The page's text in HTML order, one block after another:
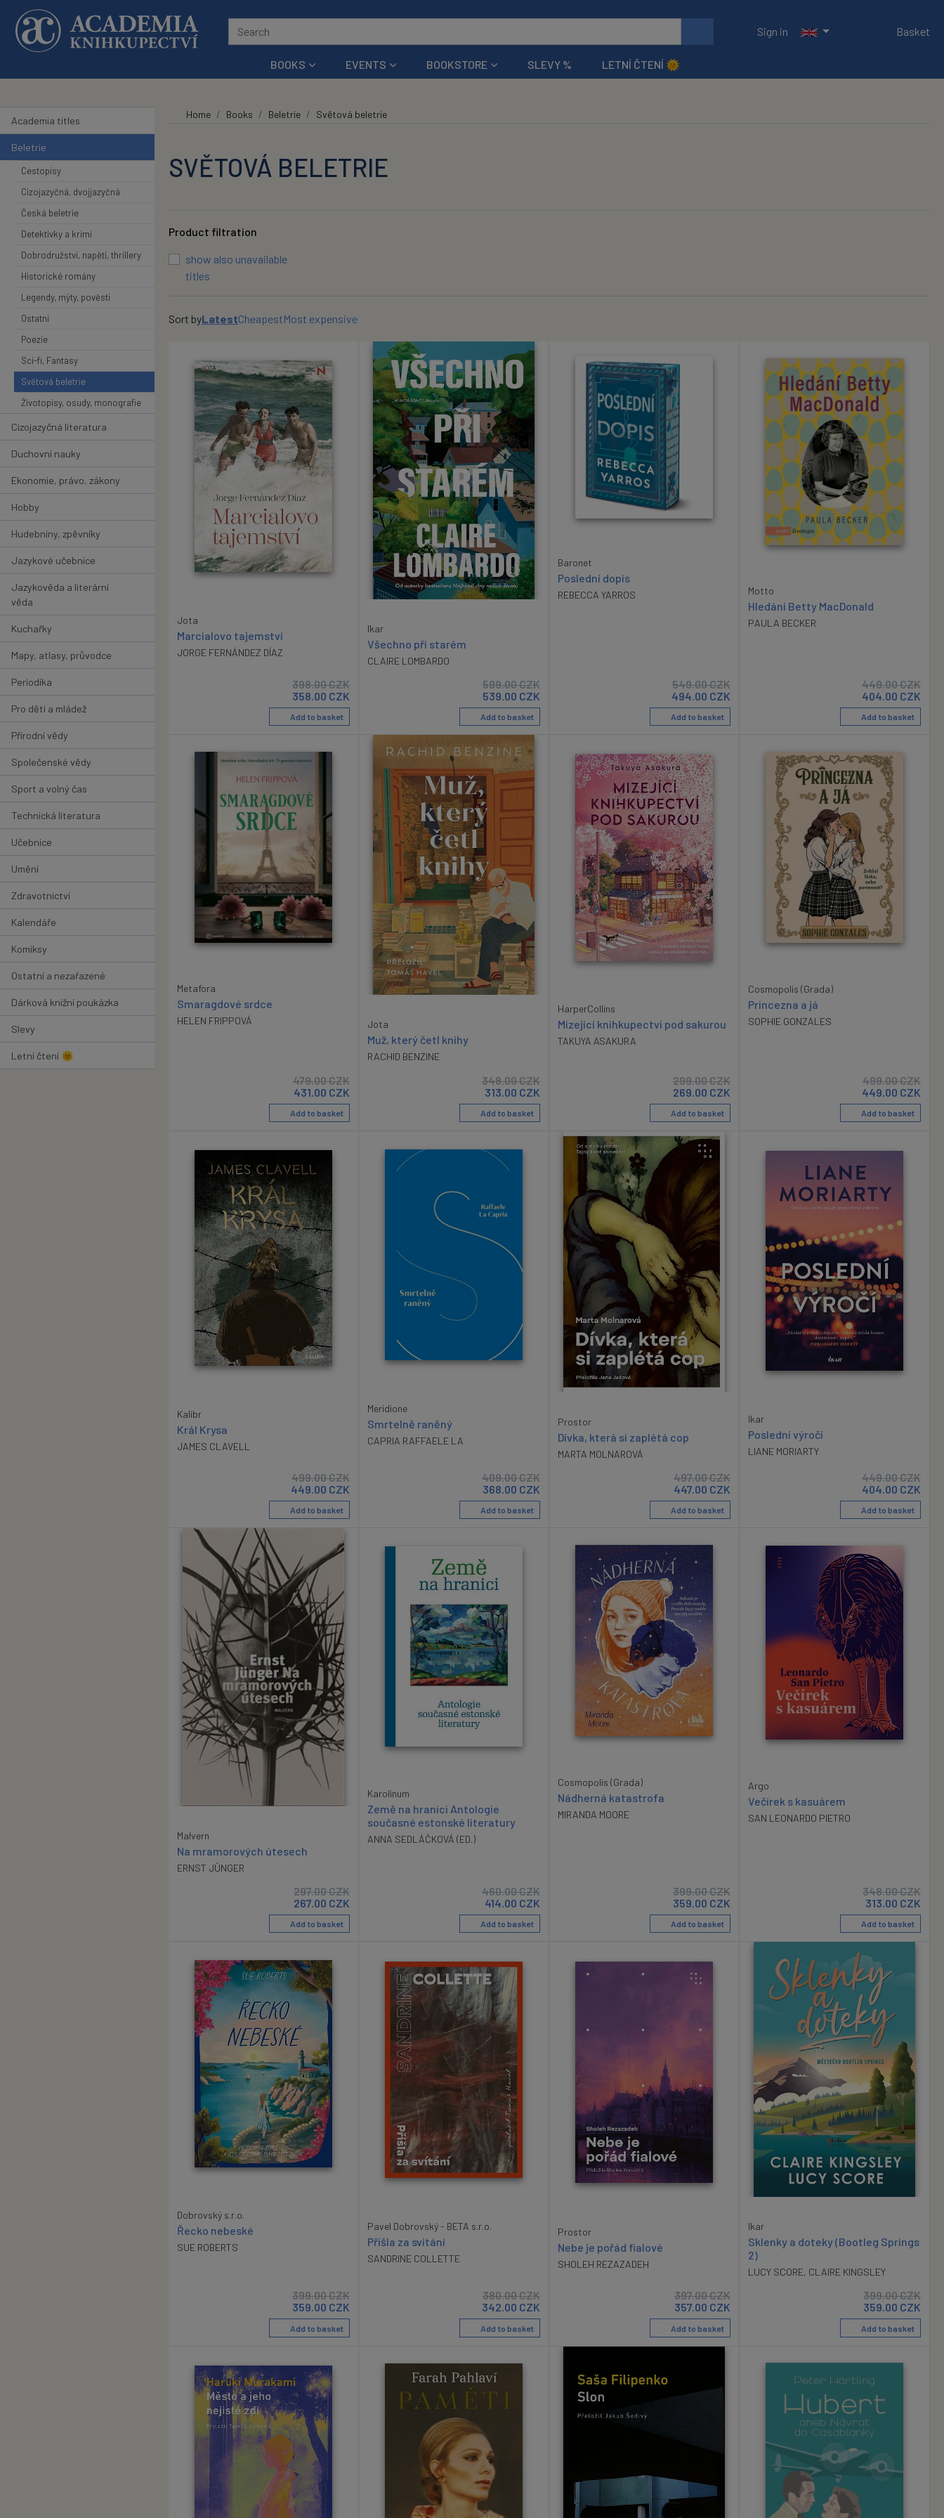
Skip to main content
Sign in
Basket
BOOKS EVENTS BOOKSTORE SLEVY % LETNÍ ČTENÍ 🌞
Academia titles
Beletrie
Cestopisy
Cizojazyčná, dvojjazyčná
Česká beletrie
Detektivky a krimi
Dobrodružství, napětí, thrillery
Historické romány
Legendy, mýty, pověsti
Ostatní
Poezie
Sci-fi, Fantasy
Světová beletrie
Životopisy, osudy, monografie
Cizojazyčná literatura
Duchovní nauky
Ekonomie, právo, zákony
Hobby
Hudebniny, zpěvníky
Jazykové učebnice
Jazykověda a literární
věda
Kuchařky
Mapy, atlasy, průvodce
Periodika
Pro děti a mládež
Přírodní vědy
Společenské vědy
Sport a volný čas
Technická literatura
Učebnice
Umění
Zdravotnictví
Kalendáře
Komiksy
Ostatní a nezařazené
Dárková knižní poukázka
Slevy
Letní čtení 🌞
Home Books Beletrie Světová beletrie
SVĚTOVÁ BELETRIE
Product filtration
show also unavailable
titles
Sort byLatestCheapestMost expensive
Jota
Marcialovo tajemství
JORGE FERNÁNDEZ DÍAZ
398.00CZK
358.00 CZK
Add to basket
Ikar
Všechno při starém
CLAIRE LOMBARDO
599.00CZK
539.00 CZK
Add to basket
Baronet
Poslední dopis
REBECCA YARROS
549.00CZK
494.00 CZK
Add to basket
Motto
Hledání Betty MacDonald
PAULA BECKER
449.00CZK
404.00 CZK
Add to basket
Metafora
Smaragdové srdce
HELEN FRIPPOVÁ
479.00CZK
431.00 CZK
Add to basket
Jota
Muž, který četl knihy
RACHID BENZINE
348.00CZK
313.00 CZK
Add to basket
HarperCollins
Mizející knihkupectví pod sakurou
TAKUYA ASAKURA
299.00CZK
269.00 CZK
Add to basket
Cosmopolis (Grada)
Princezna a já
SOPHIE GONZALES
499.00CZK
449.00 CZK
Add to basket
Kalibr
Král Krysa
JAMES CLAVELL
499.00CZK
449.00 CZK
Add to basket
Meridione
Smrtelně raněný
CAPRIA RAFFAELE LA
409.00CZK
368.00 CZK
Add to basket
Prostor
Dívka, která si zaplétá cop
MARTA MOLNAROVÁ
497.00CZK
447.00 CZK
Add to basket
Ikar
Poslední výročí
LIANE MORIARTY
449.00CZK
404.00 CZK
Add to basket
Malvern
Na mramorových útesech
ERNST JÜNGER
297.00CZK
267.00 CZK
Add to basket
Karolinum
Země na hranici Antologie
současné estonské literatury
ANNA SEDLÁČKOVÁ (ED.)
460.00CZK
414.00 CZK
Add to basket
Cosmopolis (Grada)
Nádherná katastrofa
MIRANDA MOORE
399.00CZK
359.00 CZK
Add to basket
Argo
Večírek s kasuárem
SAN LEONARDO PIETRO
348.00CZK
313.00 CZK
Add to basket
Dobrovský s.r.o.
Řecko nebeské
SUE ROBERTS
399.00CZK
359.00 CZK
Add to basket
Pavel Dobrovský - BETA s.r.o.
Přišla za svítání
SANDRINE COLLETTE
380.00CZK
342.00 CZK
Add to basket
Prostor
Nebe je pořád fialové
SHOLEH REZAZADEH
397.00CZK
357.00 CZK
Add to basket
Ikar
Sklenky a doteky (Bootleg Springs
2)
LUCY SCORE, CLAIRE KINGSLEY
399.00CZK
359.00 CZK
Add to basket